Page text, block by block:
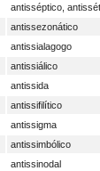
antisséptico,
antissezonático
antissialagogo
antissiálico
antissida
antissifilítico
antissigma
antissimbólico
antissinodal